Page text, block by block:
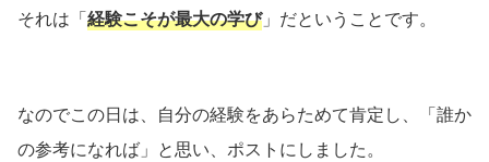
それは「経験こそが最大の学び」だということです。
なのでこの日は、自分の経験をあらためて肯定し、「誰か
の参考になれば」と思い、ポストにしました。